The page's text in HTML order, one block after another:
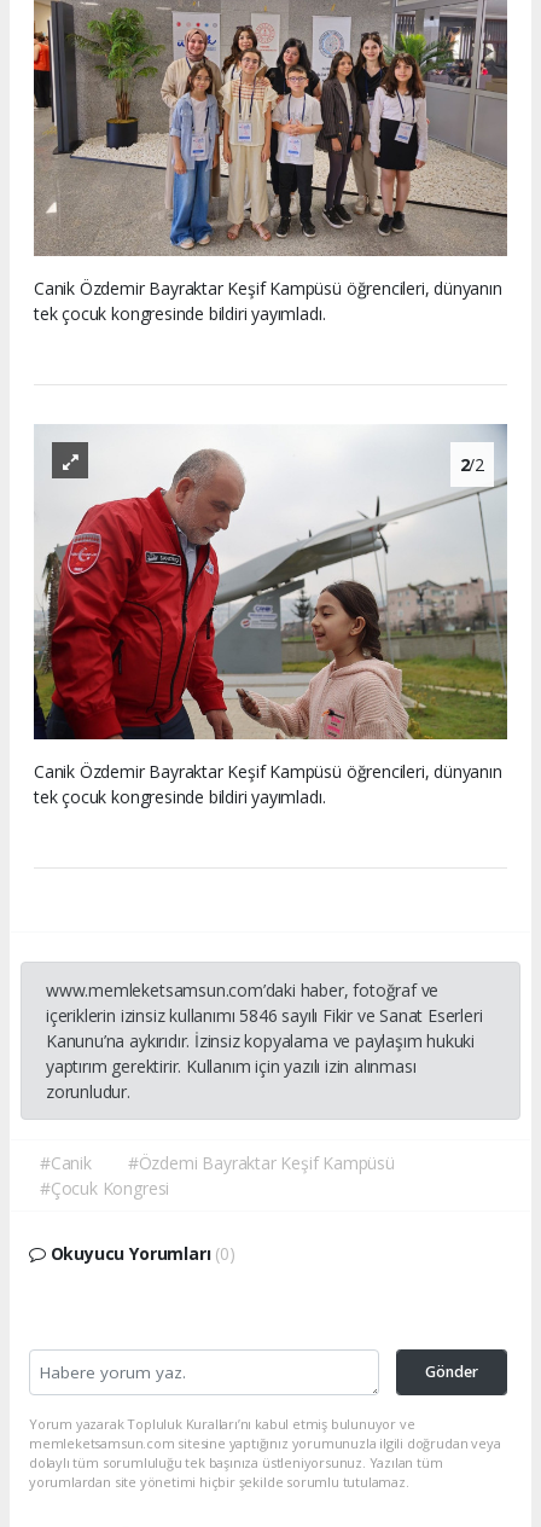
Canik Özdemir Bayraktar Keşif Kampüsü öğrencileri, dünyanın
tek çocuk kongresinde bildiri yayımladı.
2/2
Canik Özdemir Bayraktar Keşif Kampüsü öğrencileri, dünyanın
tek çocuk kongresinde bildiri yayımladı.
www.memleketsamsun.com’daki haber, fotoğraf ve
içeriklerin izinsiz kullanımı 5846 sayılı Fikir ve Sanat Eserleri
Kanunu’na aykırıdır. İzinsiz kopyalama ve paylaşım hukuki
yaptırım gerektirir. Kullanım için yazılı izin alınması
zorunludur.
#Canik
#Özdemi Bayraktar Keşif Kampüsü
#Çocuk Kongresi
Okuyucu Yorumları (0)
Gönder
Yorum yazarak Topluluk Kuralları’nı kabul etmiş bulunuyor ve
memleketsamsun.com sitesine yaptığınız yorumunuzla ilgili doğrudan veya
dolaylı tüm sorumluluğu tek başınıza üstleniyorsunuz. Yazılan tüm
yorumlardan site yönetimi hiçbir şekilde sorumlu tutulamaz.